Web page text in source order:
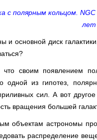
с полярным кольцом.
лет
и основной диск
что своим появлением
одной из гипотез,
сил. А вот
вращения большей
объектам астрономы
распределение